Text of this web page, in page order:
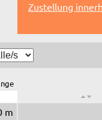
Zustellung
m